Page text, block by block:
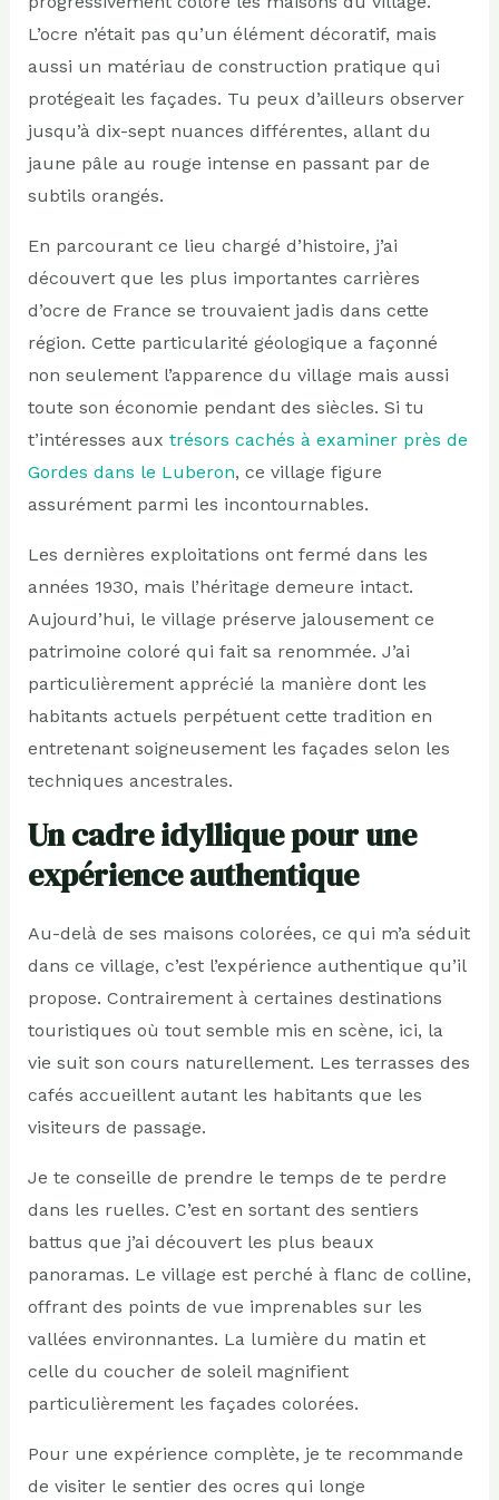
L’ocre n’était pas qu’un élément décoratif, mais
aussi un matériau de construction pratique qui
protégeait les façades. Tu peux d’ailleurs observer
jusqu’à dix-sept nuances différentes, allant du
jaune pâle au rouge intense en passant par de
subtils orangés.
En parcourant ce lieu chargé d’histoire, j’ai
découvert que les plus importantes carrières
d’ocre de France se trouvaient jadis dans cette
région. Cette particularité géologique a façonné
non seulement l’apparence du village mais aussi
toute son économie pendant des siècles. Si tu
t’intéresses aux trésors cachés à examiner près de
Gordes dans le Luberon, ce village figure
assurément parmi les incontournables.
Les dernières exploitations ont fermé dans les
années 1930, mais l’héritage demeure intact.
Aujourd’hui, le village préserve jalousement ce
patrimoine coloré qui fait sa renommée. J’ai
particulièrement apprécié la manière dont les
habitants actuels perpétuent cette tradition en
entretenant soigneusement les façades selon les
techniques ancestrales.
Un cadre idyllique pour une
expérience authentique
Au-delà de ses maisons colorées, ce qui m’a séduit
dans ce village, c’est l’expérience authentique qu’il
propose. Contrairement à certaines destinations
touristiques où tout semble mis en scène, ici, la
vie suit son cours naturellement. Les terrasses des
cafés accueillent autant les habitants que les
visiteurs de passage.
Je te conseille de prendre le temps de te perdre
dans les ruelles. C’est en sortant des sentiers
battus que j’ai découvert les plus beaux
panoramas. Le village est perché à flanc de colline,
offrant des points de vue imprenables sur les
vallées environnantes. La lumière du matin et
celle du coucher de soleil magnifient
particulièrement les façades colorées.
Pour une expérience complète, je te recommande
de visiter le sentier des ocres qui longe